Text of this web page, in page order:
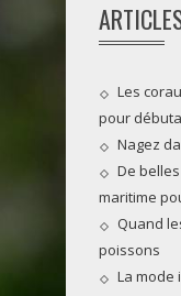
Les
pour
Nagez
De
maritime
Quand
poissons
La mode